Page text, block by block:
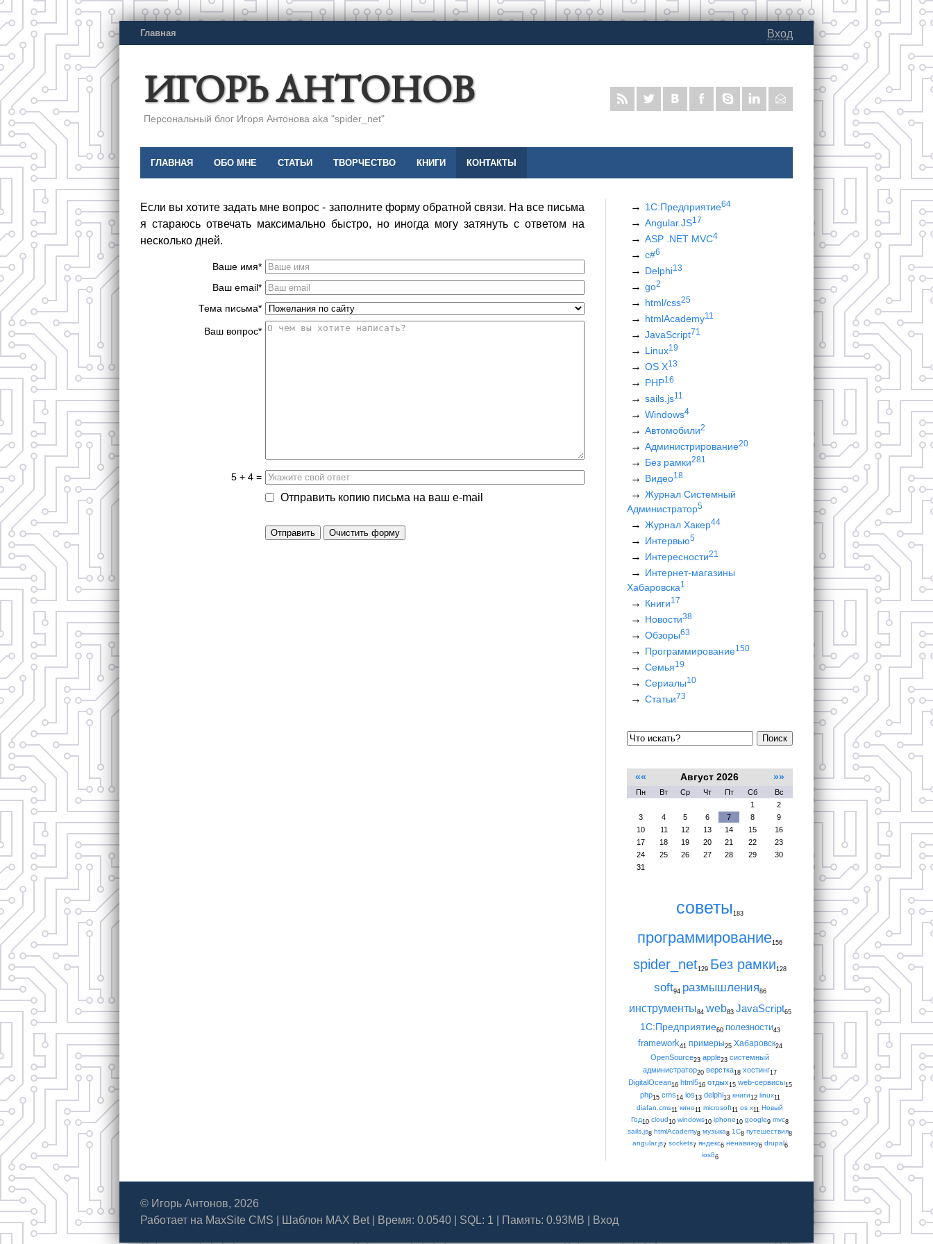
Главная Вход
ИГОРЬ АНТОНОВ
Персональный блог Игоря Антонова aka "spider_net"
ГЛАВНАЯ ОБО МНЕ СТАТЬИ ТВОРЧЕСТВО КНИГИ КОНТАКТЫ
Если вы хотите задать мне вопрос - заполните форму обратной связи. На все письма
я стараюсь отвечать максимально быстро, но иногда могу затянуть с ответом на
несколько дней.
Ваше имя*
Ваш email*
Тема письма*
Ваш вопрос*
5 + 4 =
Отправить копию письма на ваш e-mail
Отправить Очистить форму
1С:Предприятие64
Angular.JS17
ASP .NET MVC4
c#6
Delphi13
go2
html/css25
htmlAcademy11
JavaScript71
Linux19
OS X13
PHP16
sails.js11
Windows4
Автомобили2
Администрирование20
Без рамки281
Видео18
Журнал Системный
Администратор5
Журнал Хакер44
Интервью5
Интересности21
Интернет-магазины
Хабаровска1
Книги17
Новости38
Обзоры63
Программирование150
Семья19
Сериалы10
Статьи 73
Поиск
«« Август 2026 »»
Пн Вт Ср Чт Пт Сб
Вс
1
2
3
4 5 6 7 8
9
10
11 12 13 14 15
16
17
18 19 20 21 22
23
24
25 26 27 28 29
30
31
советы183
программирование156
spider_net129 Без рамки128
soft94 размышления86
инструменты84 web83 JavaScript65
1С:Предприятие60 полезности43
framework41 примеры25 Хабаровск24
OpenSource23 apple23 системный
администратор20 верстка18 хостинг17
DigitalOcean16 html516 отдых15 web-сервисы15
php15 cms14 ios13 delphi13 книги12 linux11
diafan.cms11 кино11 microsoft11 os x11 Новый
Год10 cloud10 windows10 iphone10 google9 mvc8
sails.js8 htmlAcademy8 музыка8 1С8 путешествия8
angular.js7 sockets7 яндекс6 ненавижу6 drupal6
ios86
© Игорь Антонов, 2026
Работает на MaxSite CMS Шаблон MAX Bet| Время: 0.0540 | SQL: 1 | Память: 0.93MB Вход